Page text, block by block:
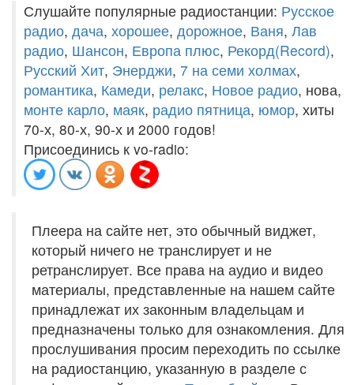
Слушайте популярные радиостанции: Русское
радио, дача, хорошее, дорожное, Ваня, Лав
радио, Шансон, Европа плюс, Рекорд(Record),
Русский Хит, Энерджи, 7 на семи холмах,
романтика, Камеди, релакс, Новое радио, нова,
монте карло, маяк, радио пятница, юмор, хиты
70-х, 80-х, 90-х и 2000 годов!
Присоединись к vo-radio:
Плеера на сайте нет, это обычный виджет,
который ничего не транслирует и не
ретранслирует. Все права на аудио и видео
материалы, представленные на нашем сайте
принадлежат их законным владельцам и
предназначены только для ознакомления. Для
прослушивания просим переходить по ссылке
на радиостанцию, указанную в разделе с